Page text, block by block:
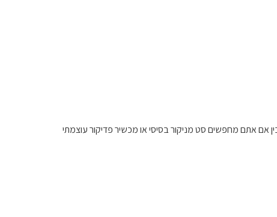
אם אתם מחפשים סט מניקור בסיסי או מכשיר פדיקור עוצמתי